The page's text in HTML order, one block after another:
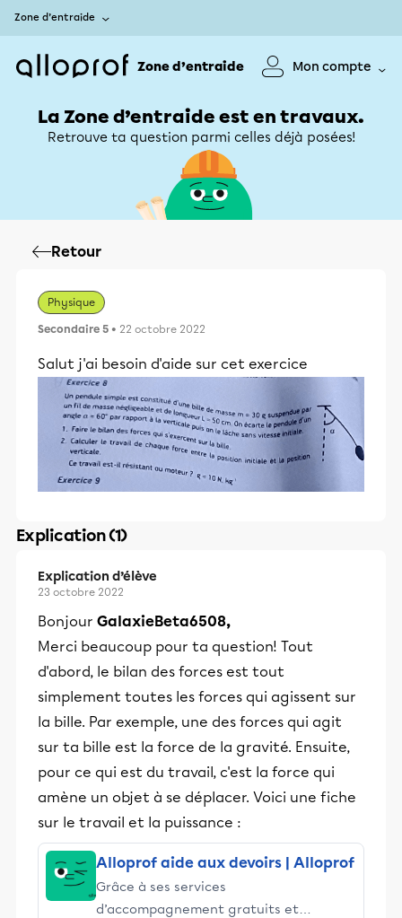
Zone d’entraide
Zone d’entraide Mon compte
La Zone d’entraide est en travaux.
Retrouve ta question parmi celles déjà posées!
Retour
Physique
Secondaire 5 • 22 octobre 2022
Salut j'ai besoin d'aide sur cet exercice
Explication (1)
Explication d’élève
23 octobre 2022
Bonjour GalaxieBeta6508,
Merci beaucoup pour ta question! Tout
d'abord, le bilan des forces est tout
simplement toutes les forces qui agissent sur
la bille. Par exemple, une des forces qui agit
sur ta bille est la force de la gravité. Ensuite,
pour ce qui est du travail, c'est la force qui
amène un objet à se déplacer. Voici une fiche
sur le travail et la puissance :
Alloprof aide aux devoirs | Alloprof
Grâce à ses services
d’accompagnement gratuits et